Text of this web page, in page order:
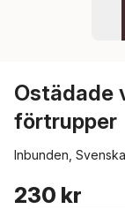
Ostädade
förtrupper
Inbunden,
230 kr